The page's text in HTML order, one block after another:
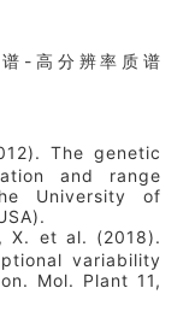
-高分辨率质谱
The genetic
and range
University of
X. et al. (2018).
variability
Mol. Plant 11,